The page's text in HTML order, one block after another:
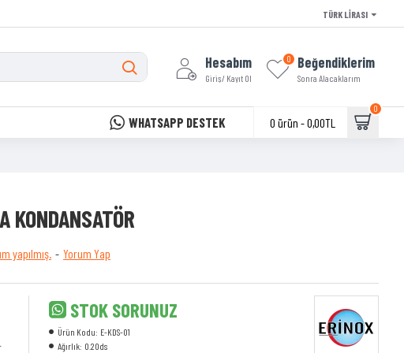
TÜRK LIRASI
Hesabım
Giriş/ Kayıt Ol
Beğendiklerim
Sonra Alacaklarım
0
WHATSAPP DESTEK 0 ürün - 0,00TL
0
KONDANSATÖR
yapılmış. - Yorum Yap
STOK SORUNUZ
Ürün Kodu: E-KDS-01
Ağırlık: 0.20ds